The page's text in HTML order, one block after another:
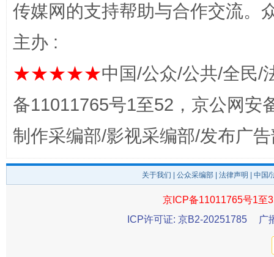
传媒网的支持帮助与合作交流。
主办 :
★★★★★中国/公众/公共/全民/
备11011765号1至52，京公网安
制作采编部/影视采编部/发布广
关于我们 公众采编部 法律声明 | 中国
京ICP备11011765号1至
ICP许可证: 京B2-20251785
广